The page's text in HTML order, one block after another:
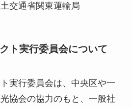
交通省関東運輸局
ト実行委員会について
実行委員会は、中央区や一
協会の協力のもと、一般社